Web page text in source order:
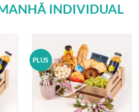
INDIVIDUAL
PLUS